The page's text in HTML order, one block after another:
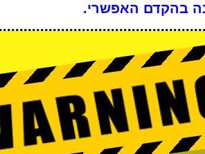
בהקדם האפשרי.